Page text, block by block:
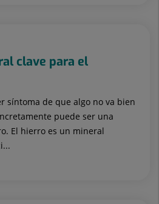
clave para el
síntoma de que algo no va bien
puede ser una
El hierro es un mineral